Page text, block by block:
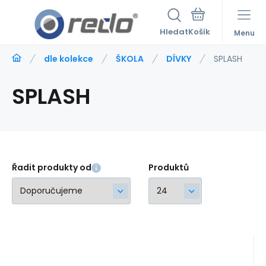
Hledat Menu
dle kolekce ŠKOLA DÍVKY SPLASH
SPLASH
Řadit produkty od Produktů